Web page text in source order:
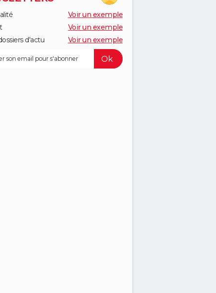
Voir un exemple
Voir un exemple
d'actu
Voir un exemple